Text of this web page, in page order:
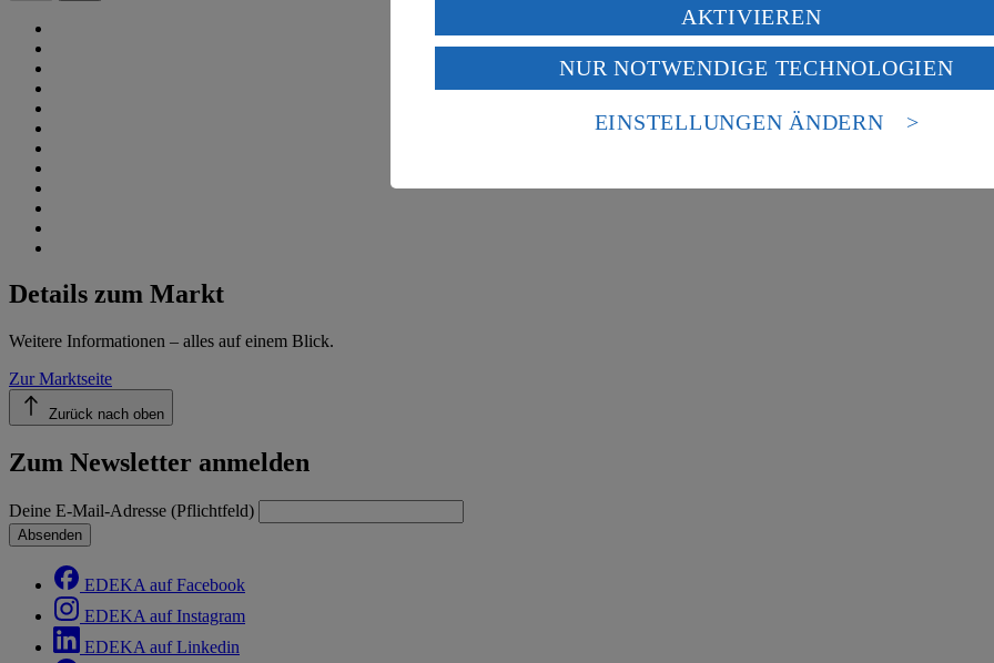
Details zum Markt
Weitere Informationen – alles auf einem Blick.
Zur Marktseite
Zurück nach oben
Zum Newsletter anmelden
Deine E-Mail-Adresse (Pflichtfeld)
Absenden
EDEKA auf Facebook
EDEKA auf Instagram
EDEKA auf Linkedin
Verarbeitung deiner personenbezogenen Daten in den USA durch Facebook und
Wenn du auf „Aktivieren“ klickst, willigst du im Sinne des Art. 49 Abs. 1 Satz 1 lit.
ein, dass deine Daten in den USA verarbeitet werden. Der EuGH sieht die USA als
einem nach europäischen Standards nicht angemessenen Datenschutzniveau an. Es
Risiko eines Zugriffs durch US-amerikanische Behörden.
AKTIVIEREN
NUR NOTWENDIGE TECHNOLOGIEN
EINSTELLUNGEN ÄNDERN